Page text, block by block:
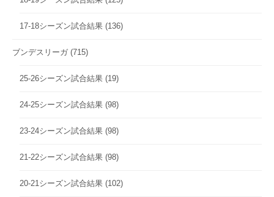
17-18シーズン試合結果 (136)
ブンデスリーガ (715)
25-26シーズン試合結果 (19)
24-25シーズン試合結果 (98)
23-24シーズン試合結果 (98)
21-22シーズン試合結果 (98)
20-21シーズン試合結果 (102)